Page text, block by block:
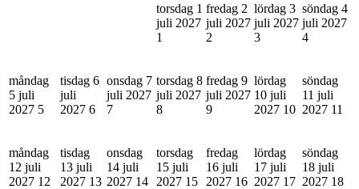
torsdag 1
juli 2027
1
fredag 2
juli 2027
2
lördag 3
juli 2027
3
söndag 4
juli 2027
4
måndag
5 juli
2027 5
tisdag 6
juli
2027 6
onsdag 7
juli 2027
7
torsdag 8
juli 2027
8
fredag 9
juli 2027
9
lördag
10 juli
2027 10
söndag
11 juli
2027 11
måndag
12 juli
2027 12
tisdag
13 juli
2027 13
onsdag
14 juli
2027 14
torsdag
15 juli
2027 15
fredag
16 juli
2027 16
lördag
17 juli
2027 17
söndag
18 juli
2027 18